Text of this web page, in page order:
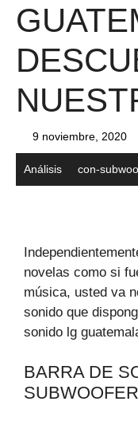
9 noviembre, 2020
Análisis con-
novelas como si
música, usted va
sonido que
sonido lg
BARRA DE